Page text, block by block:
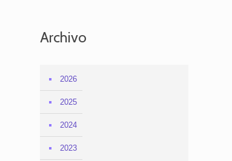
Archivo
2026
2025
2024
2023